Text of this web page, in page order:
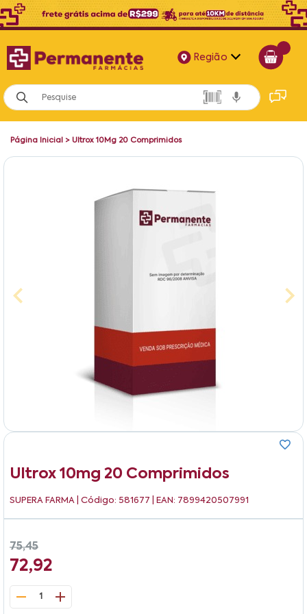
Região
Alagoas
Bahia
Página Inicial > Ultrox 10Mg 20 Comprimidos
Ultrox 10mg 20 Comprimidos
SUPERA FARMA | Código: 581677 | EAN: 7899420507991
75,45
72,92
1